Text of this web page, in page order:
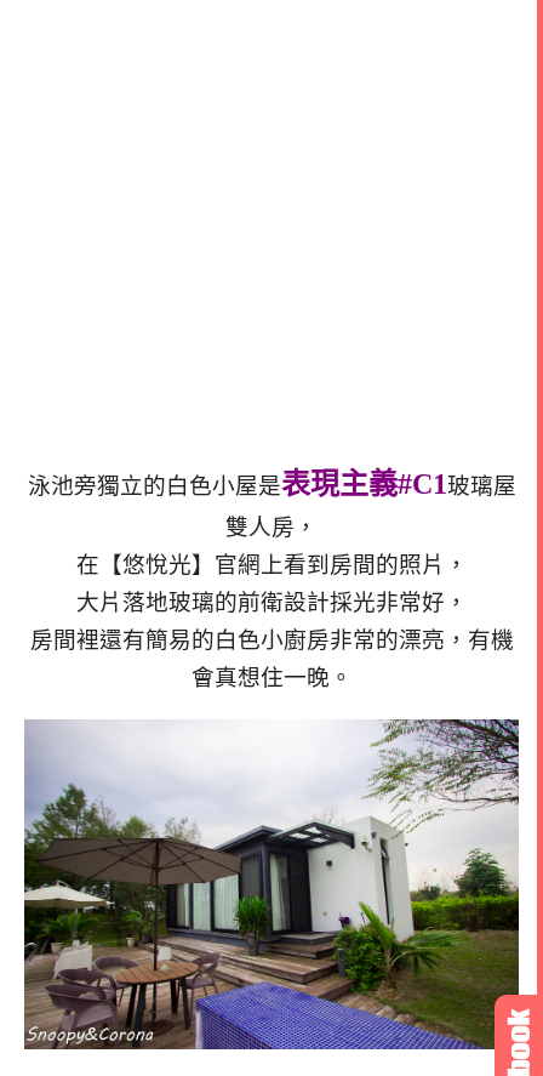
泳池旁獨立的白色小屋是表現主義#C1玻璃屋
雙人房，
在【悠悅光】官網上看到房間的照片，
大片落地玻璃的前衛設計採光非常好，
房間裡還有簡易的白色小廚房非常的漂亮， 有機
會真想住一晚。